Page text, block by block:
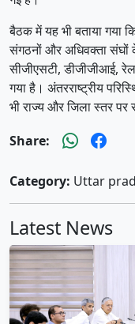
बैठक में यह भी बताया गया
संगठनों और अधिवक्ता संघों
सीजीएसटी, डीजीजीआई,
गया है। अंतरराष्ट्रीय
भी राज्य और जिला स्तर पर
Share:
Category: Uttar
Latest News